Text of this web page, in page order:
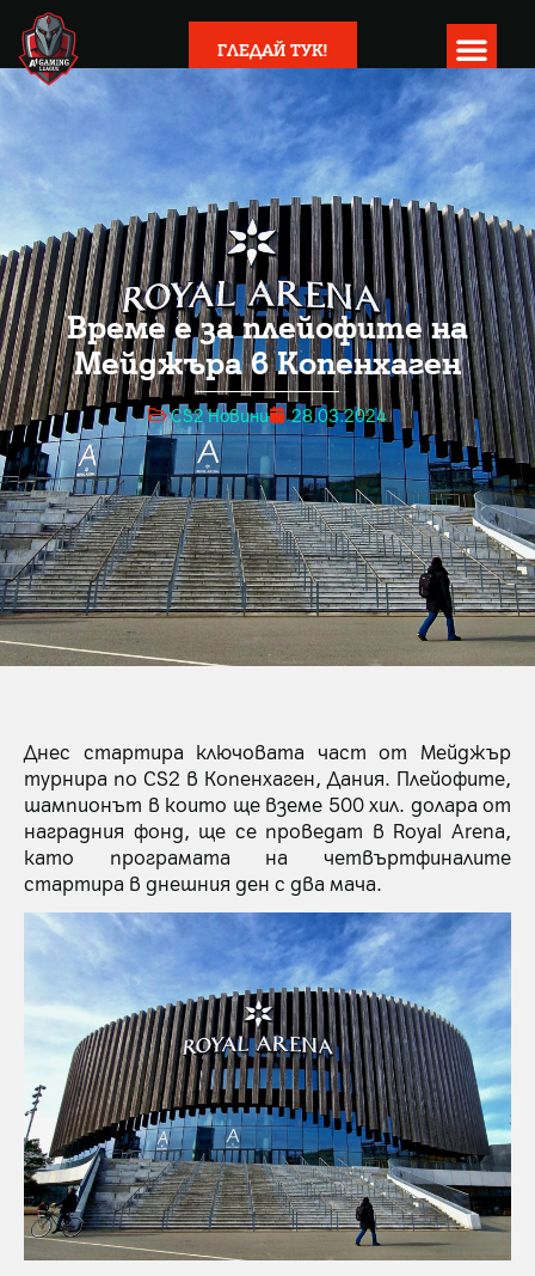
ГЛЕДАЙ ТУК!
Време е за плейофите на
Мейджъра в Копенхаген
CS2 Новини 28.03.2024
Днес стартира ключовата част от Мейджър
турнира по CS2 в Копенхаген, Дания. Плейофите,
шампионът в които ще вземе 500 хил. долара от
наградния фонд, ще се проведат в Royal Arena,
като програмата на четвъртфиналите
стартира в днешния ден с два мача.